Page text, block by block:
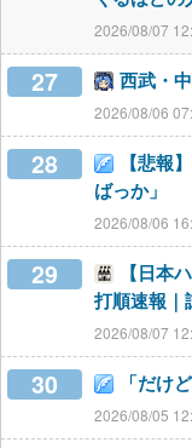
2026/08/07
27 西武・
2026/08/06
28
【悲報
ばっか」
2026/08/06
29
【日本
打順速報｜
2026/08/07
30 「だけ
2026/08/05